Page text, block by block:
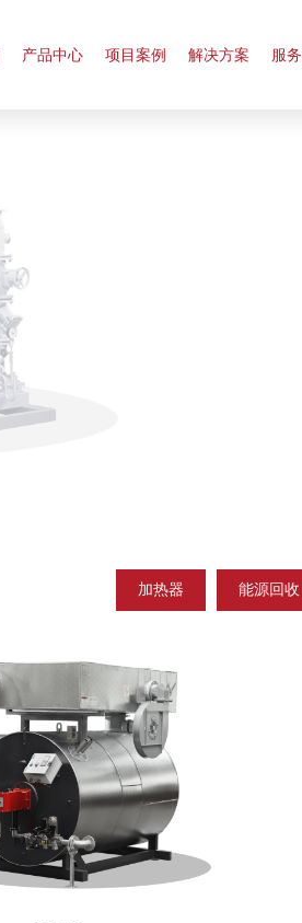
产品中心 项目案例 解决方案 服
加热器 能源回收